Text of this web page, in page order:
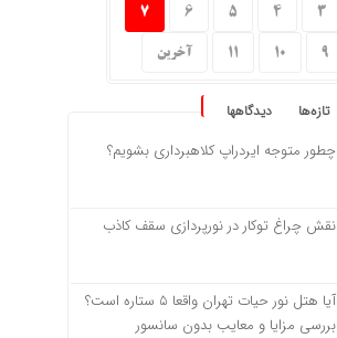
3
4
5
6
7
9
10
11 آخرین
تازه‌ها دیدگاهها
چطور متوجه ایردراپ کلاهبرداری بشویم؟
نقش چراغ توکار در نورپردازی سقف کاذب
آیا هتل نور حیات تهران واقعا ۵ ستاره است؟
بررسی مزایا و معایب بدون سانسور